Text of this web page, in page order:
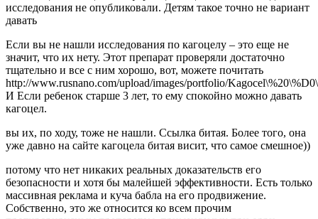
исследования не опубликовали. Детям такое точно не вариант
давать
Если вы не нашли исследования по кагоцелу – это еще не
значит, что их нету. Этот препарат проверяли достаточно
тщательно и все с ним хорошо, вот, можете почитать
http://www.rusnano.com/upload/images/portfolio/
И Если ребенок старше 3 лет, то ему спокойно можно давать
кагоцел.
вы их, по ходу, тоже не нашли. Ссылка битая. Более того, она
уже давно на сайте кагоцела битая висит, что самое смешное))
потому что нет никаких реальных доказательств его
безопасности и хотя бы малейшей эффективности. Есть только
массивная реклама и куча бабла на его продвижение.
Собственно, это же относится ко всем прочим